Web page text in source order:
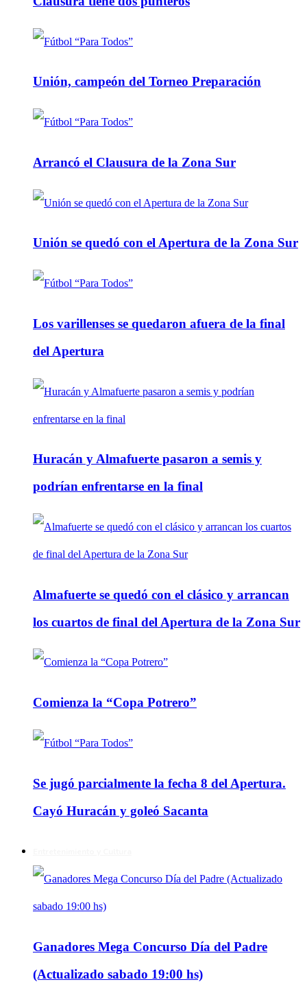
Unión, campeón del Torneo Preparación
Arrancó el Clausura de la Zona Sur
Unión se quedó con el Apertura de la Zona Sur
Los varillenses se quedaron afuera de la final
del Apertura
Huracán y Almafuerte pasaron a semis y
podrían enfrentarse en la final
Almafuerte se quedó con el clásico y arrancan
los cuartos de final del Apertura de la Zona Sur
Comienza la “Copa Potrero”
Se jugó parcialmente la fecha 8 del Apertura.
Cayó Huracán y goleó Sacanta
Ganadores Mega Concurso Día del Padre
(Actualizado sabado 19:00 hs)